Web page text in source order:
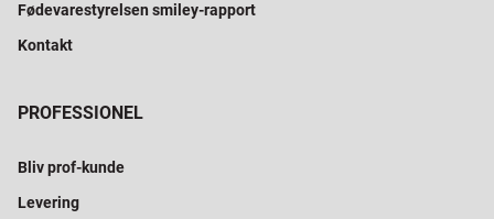
Fødevarestyrelsen smiley-rapport
Kontakt
PROFESSIONEL
Bliv prof-kunde
Levering